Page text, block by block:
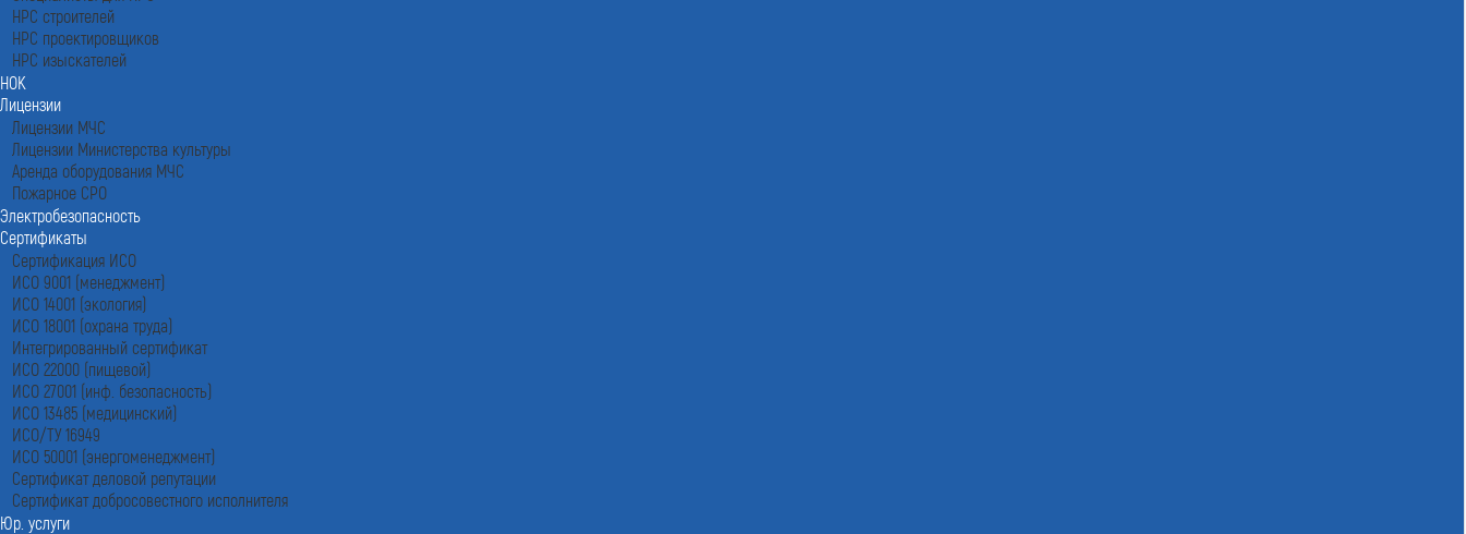
НРС строителей
НРС проектировщиков
НРС изыскателей
НОК
Лицензии
Лицензии МЧС
Лицензии Министерства культуры
Аренда оборудования МЧС
Пожарное СРО
Электробезопасность
Сертификаты
Сертификация ИСО
ИСО 9001 (менеджмент)
ИСО 14001 (экология)
ИСО 18001 (охрана труда)
Интегрированный сертификат
ИСО 22000 (пищевой)
ИСО 27001 (инф. безопасность)
ИСО 13485 (медицинский)
ИСО/ТУ 16949
ИСО 50001 (энергоменеджмент)
Сертификат деловой репутации
Сертификат добросовестного исполнителя
Юр. услуги